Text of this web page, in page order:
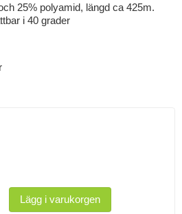
25% polyamid, längd ca 425m.
i 40 grader
Lägg i varukorgen